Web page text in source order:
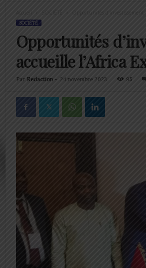
Accueil Opportunités d’investissement
SOCIÉTÉ
Opportunités
accueille l’Africa
Par Redaction- 24 novembre 2023 95